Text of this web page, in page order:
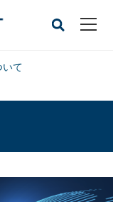
いて